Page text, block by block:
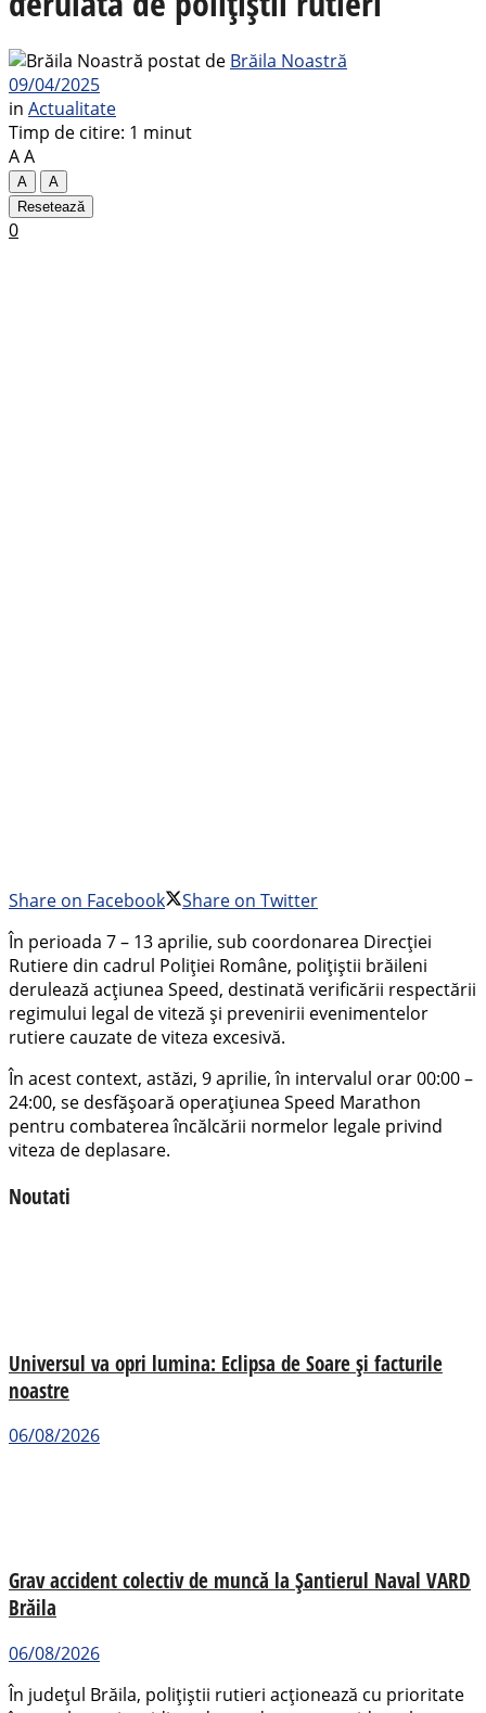
postat de Brăila Noastră
09/04/2025
in Actualitate
Timp de citire: 1 minut
AA
A
A
Resetează
0
Share on Facebook
Share on Twitter
În perioada 7 – 13 aprilie, sub coordonarea Direcţiei
Rutiere din cadrul Poliției Române, polițiștii brăileni
derulează acțiunea Speed, destinată verificării respectării
regimului legal de viteză și prevenirii evenimentelor
rutiere cauzate de viteza excesivă.
În acest context, astăzi, 9 aprilie, în intervalul orar 00:00 –
24:00, se desfășoară operațiunea Speed Marathon
pentru combaterea încălcării normelor legale privind
viteza de deplasare.
Noutati
Universul va opri lumina: Eclipsa de Soare și facturile
noastre
06/08/2026
Grav accident colectiv de muncă la Șantierul Naval VARD
Brăila
06/08/2026
În județul Brăila, polițiștii rutieri acționează cu prioritate